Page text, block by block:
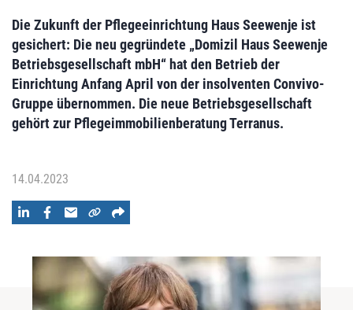
Die Zukunft der Pflegeeinrichtung Haus Seewenje ist
gesichert: Die neu gegründete „Domizil Haus Seewenje
Betriebsgesellschaft mbH“ hat den Betrieb der
Einrichtung Anfang April von der insolventen Convivo-
Gruppe übernommen. Die neue Betriebsgesellschaft
gehört zur Pflegeimmobilienberatung Terranus.
14.04.2023